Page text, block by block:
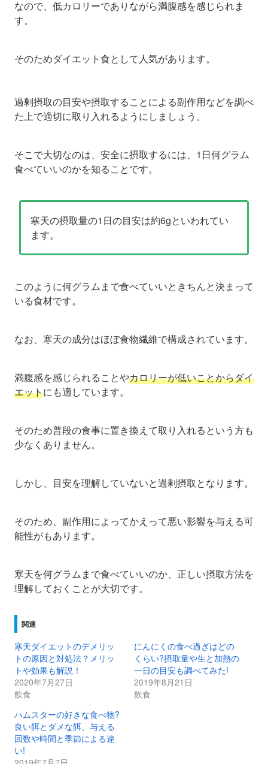
なので、低カロリーでありながら満腹感を感じられま
す。
そのためダイエット食として人気があります。
過剰摂取の目安や摂取することによる副作用などを調べ
た上で適切に取り入れるようにしましょう。
そこで大切なのは、安全に摂取するには、1日何グラム
食べていいのかを知ることです。
寒天の摂取量の1日の目安は約6gといわれてい
ます。
このように何グラムまで食べていいときちんと決まって
いる食材です。
なお、寒天の成分はほぼ食物繊維で構成されています。
満腹感を感じられることやカロリーが低いことからダイ
エットにも適しています。
そのため普段の食事に置き換えて取り入れるという方も
少なくありません。
しかし、目安を理解していないと過剰摂取となります。
そのため、副作用によってかえって悪い影響を与える可
能性がもあります。
寒天を何グラムまで食べていいのか、正しい摂取方法を
理解しておくことが大切です。
関連
寒天ダイエットのデメリッ
トの原因と対処法？メリッ
トや効果も解説！
2020年7月27日
飲食
にんにくの食べ過ぎはどの
くらい?摂取量や生と加熱の
一日の目安も調べてみた!
2019年8月21日
飲食
ハムスターの好きな食べ物?
良い餌とダメな餌、与える
回数や時間と季節による違
い!